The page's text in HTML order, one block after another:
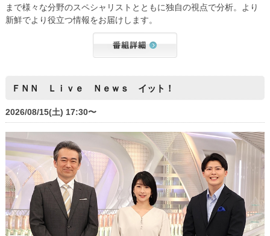
まで様々な分野のスペシャリストとともに独自の視点で分析。より
新鮮でより役立つ情報をお届けします。
ＦＮＮ Ｌｉｖｅ Ｎｅｗｓ イット！
2026/08/15(土) 17:30〜